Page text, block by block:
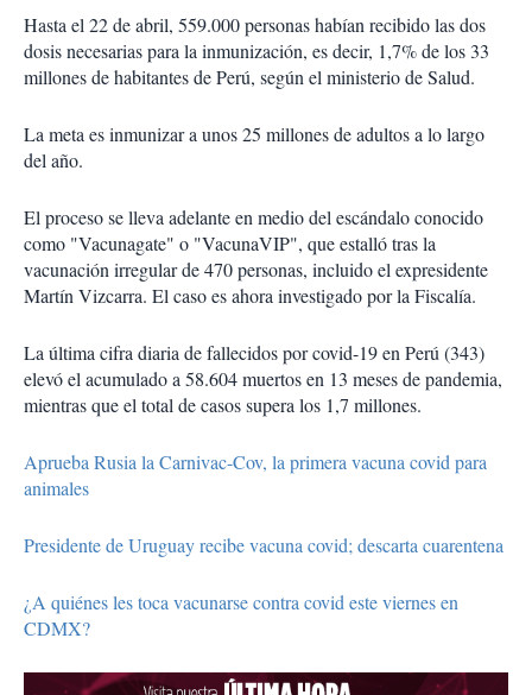
Hasta el 22 de abril, 559.000 personas habían recibido las dos
dosis necesarias para la inmunización, es decir, 1,7% de los 33
millones de habitantes de Perú, según el ministerio de Salud.
La meta es inmunizar a unos 25 millones de adultos a lo largo
del año.
El proceso se lleva adelante en medio del escándalo conocido
como "Vacunagate" o "VacunaVIP", que estalló tras la
vacunación irregular de 470 personas, incluido el expresidente
Martín Vizcarra. El caso es ahora investigado por la Fiscalía.
La última cifra diaria de fallecidos por covid-19 en Perú (343)
elevó el acumulado a 58.604 muertos en 13 meses de pandemia,
mientras que el total de casos supera los 1,7 millones.
Aprueba Rusia la Carnivac-Cov, la primera vacuna covid para
animales
Presidente de Uruguay recibe vacuna covid; descarta cuarentena
¿A quiénes les toca vacunarse contra covid este viernes en
CDMX?